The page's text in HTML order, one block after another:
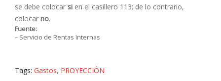
se debe colocar si en el casillero 113; de lo contrario,
colocar no.
Fuente:
– Servicio de Rentas Internas
Tags: Gastos, PROYECCIÓN